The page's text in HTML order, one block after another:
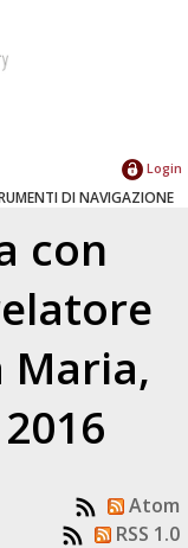
Login
DI NAVIGAZIONE
con
Maria,
Atom
RSS 1.0